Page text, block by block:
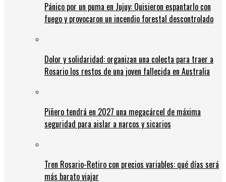
Pánico por un puma en Jujuy: Quisieron espantarlo con
fuego y provocaron un incendio forestal descontrolado
Dolor y solidaridad: organizan una colecta para traer a
Rosario los restos de una joven fallecida en Australia
Piñero tendrá en 2027 una megacárcel de máxima
seguridad para aislar a narcos y sicarios
Tren Rosario-Retiro con precios variables: qué días será
más barato viajar